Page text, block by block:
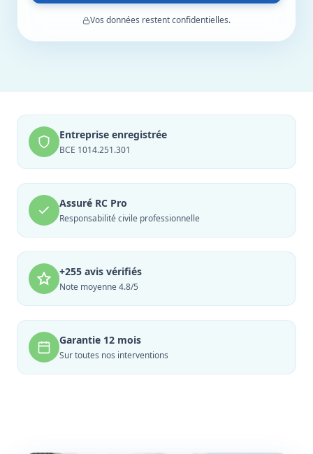
Vos données restent confidentielles.
Entreprise enregistrée
BCE 1014.251.301
Assuré RC Pro
Responsabilité civile professionnelle
+255 avis vérifiés
Note moyenne 4.8/5
Garantie 12 mois
Sur toutes nos interventions